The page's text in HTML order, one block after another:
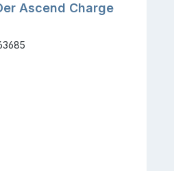
Ascend Charge